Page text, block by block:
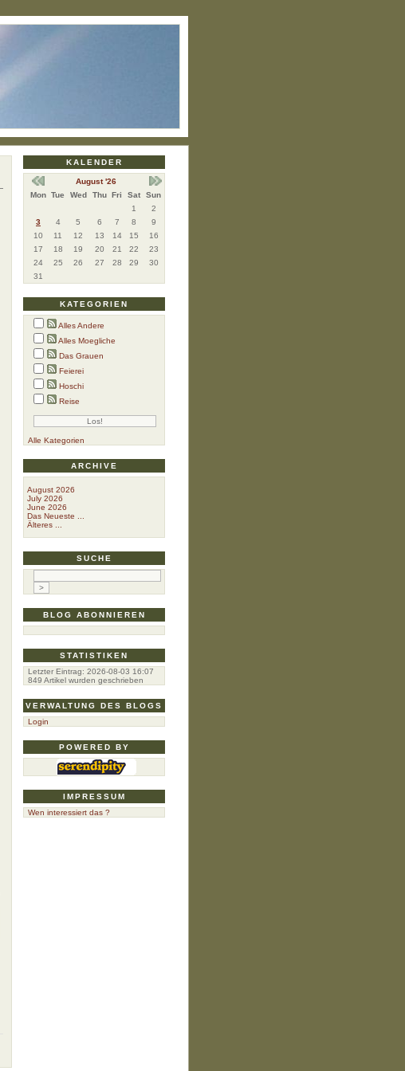
KALENDER
August '26
Mon Tue Wed Thu Fri Sat
Sun
1
2
3
4 5 6 7 8
9
10
11 12 13 14 15
16
17
18 19 20 21 22
23
24
25 26 27 28 29
30
31
KATEGORIEN
Alles Andere
Alles Moegliche
Das Grauen
Feierei
Hoschi
Reise
Alle Kategorien
ARCHIVE
August 2026
July 2026
June 2026
Das Neueste ...
Älteres ...
SUCHE
BLOG ABONNIEREN
STATISTIKEN
Letzter Eintrag: 2026-08-03 16:07
849 Artikel wurden geschrieben
VERWALTUNG DES BLOGS
Login
POWERED BY
IMPRESSUM
Wen interessiert das ?